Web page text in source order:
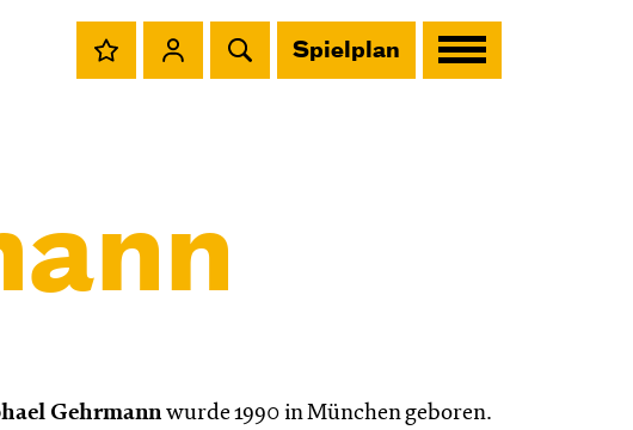
Spielplan
Gehrmann wurde 1990 in München geboren.